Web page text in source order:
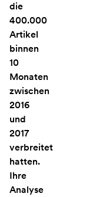
die
400.000
Artikel
binnen
10
Monaten
zwischen
2016
und
2017
verbreitet
hatten.
Ihre
Analyse